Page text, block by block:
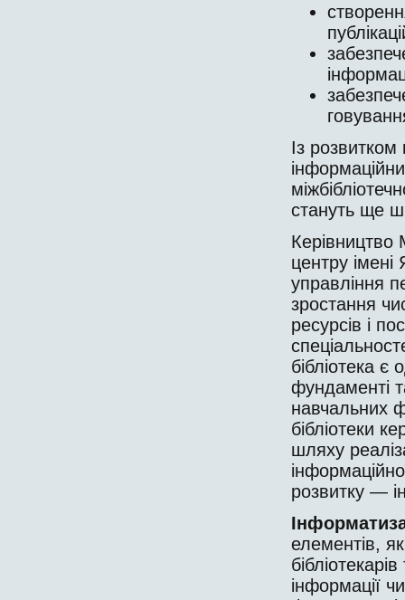
Із розвитком
стануть ще
Керівництво
центру
управління
зростання
ресурсів і
бібліотека є
фундаменті
навчаль­них
бібліотеки
шляху
розвитку —
еле­ментів,
інформації